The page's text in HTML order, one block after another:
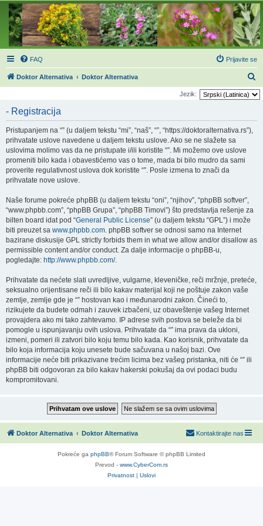
FAQ Prijavite se
Doktor Alternativa Doktor Alternativa
r
Jezik:
- Registracija
Pristupanjem na “” (u daljem tekstu “mi”, “naš”, “”, “https://doktoralternativa.rs”),
prihvatate uslove navedene u daljem tekstu uslove. Ako se ne slažete sa
uslovima molimo vas da ne pristupate i/ili koristite “”. Mi možemo ove uslove
promeniti bilo kada i obavestićemo vas o tome, mada bi bilo mudro da sami
proverite regulativnost uslova dok koristite “”. Posle izmena to znači da
prihvatate nove uslove.
Naše forume pokreće phpBB (u daljem tekstu “oni”, “njihov”, “phpBB softver”,
“www.phpbb.com”, “phpBB Grupa”, “phpBB Timovi”) što predstavlja rešenje za
bilten board idat pod “General Public License” (u daljem tekstu “GPL”) i može
biti preuzet sa www.phpbb.com. phpBB softver se odnosi samo na Internet
bazirane diskusije GPL strictly forbids them in what we allow and/or disallow as
permissible content and/or conduct. Za dalje informacije o phpBB-u,
pogledajte: http://www.phpbb.com/.
Prihvatate da nećete slati uvredljive, vulgarne, kleveničke, reči mržnje, preteće,
seksualno orijentisane reči ili bilo kakav materijal koji ne poštuje zakon vaše
zemlje, zemlje gde je “” hostovan kao i međunarodni zakon. Čineći to,
rizikujete da budete odmah i zauvek izbačeni, uz obaveštenje vašeg Internet
provajdera ako mi tako zahtevamo. IP adrese svih postova se beleže da bi
pomogle u ispunjavanju ovih uslova. Prihvatate da “” ima prava da ukloni,
izmeni, pomeri ili zatvori bilo koju temu bilo kada. Kao korisnik, prihvatate da
bilo koja informacija koju unesete bude sačuvana u našoj bazi. Ove
informacije neće biti prikazivane trećim licima bez vašeg pristanka, niti će “” ili
phpBB biti odgovoran za bilo kakav hakerski pokušaj da ovi podaci budu
kompromitovani.
Doktor Alternativa Doktor Alternativa Kontaktirajte nas
Pokreće ga phpBB® Forum Software © phpBB Limited
Prevod - www.CyberCom.rs
Privatnost | Uslovi